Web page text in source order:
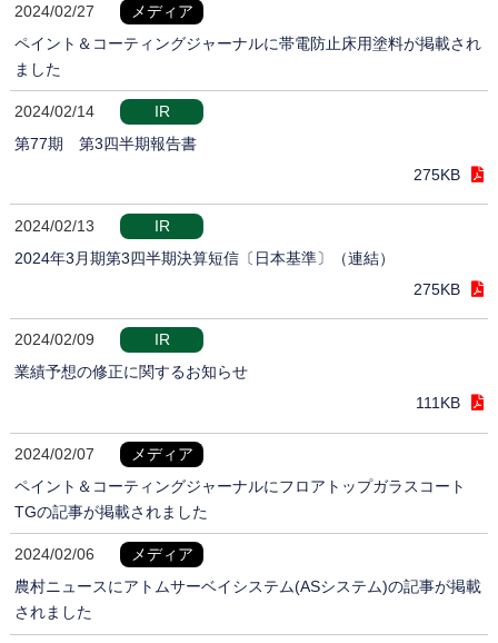
2024/02/27
メディア
ペイント＆コーティングジャーナルに帯電防止床用塗料が掲載され
ました
2024/02/14
IR
第77期 第3四半期報告書
275KB
2024/02/13
IR
2024年3月期第3四半期決算短信〔日本基準〕（連結）
275KB
2024/02/09
IR
業績予想の修正に関するお知らせ
111KB
2024/02/07
メディア
ペイント＆コーティングジャーナルにフロアトップガラスコート
TGの記事が掲載されました
2024/02/06
メディア
農村ニュースにアトムサーベイシステム(ASシステム)の記事が掲載
されました